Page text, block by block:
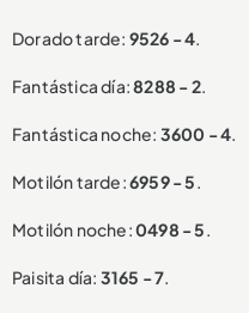
Dorado tarde: 9526 - 4.
Fantástica día:8288 - 2.
Fantástica noche: 3600 - 4.
Motilón tarde:6959 - 5.
Motilón noche:0498 - 5.
Paisita día: 3165 - 7.